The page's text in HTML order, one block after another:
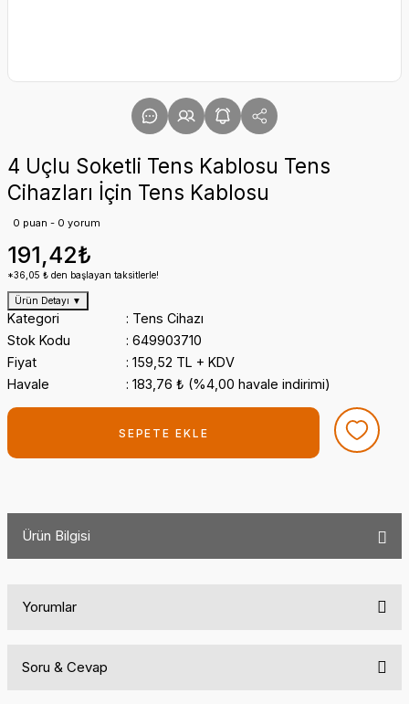
4 Uçlu Soketli Tens Kablosu Tens
Cihazları İçin Tens Kablosu
0 puan - 0 yorum
191,42₺
*36,05 ₺ den başlayan taksitlerle!
Ürün Detayı ▼
Kategori
Tens Cihazı
Stok Kodu
649903710
Fiyat
159,52 TL + KDV
Havale
183,76 ₺ (%4,00 havale indirimi)
SEPETE EKLE
Ürün Bilgisi
Yorumlar
Soru & Cevap